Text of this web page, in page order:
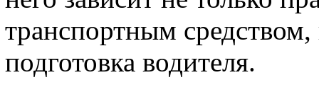
транспортным
подготовка водителя.